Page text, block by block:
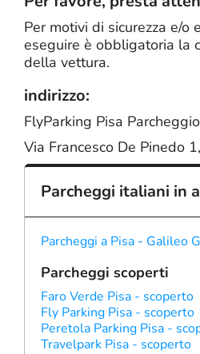
Per motivi di sicurezza e/o
eseguire è obbligatoria la
della vettura.
indirizzo:
FlyParking Pisa
Via Francesco De Pinedo
Parcheggi italiani in
Parcheggi a Pisa - Galileo
Parcheggi scoperti
Faro Verde Pisa - scoperto
Fly Parking Pisa - scoperto
Peretola Parking Pisa -
Travelpark Pisa - scoperto